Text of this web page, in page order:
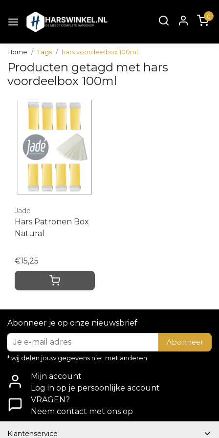
0
Home Tags hars voordeelbox 100ml
Producten getagd met hars
voordeelbox 100ml
Jade
Hars Patronen Box
Natural
€15,25
Abonneer je op onze nieuwsbrief
Abonneer
* wij delen jouw gegevens niet met anderen.
Mijn account
Log in op je persoonlijke account
VRAGEN?
Neem contact met ons op
Klantenservice